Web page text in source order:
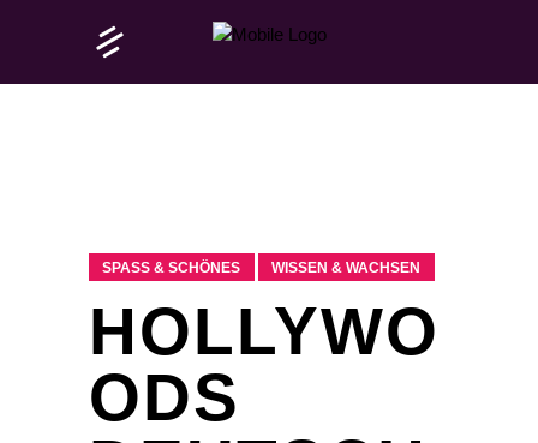
SPASS & SCHÖNES WISSEN & WACHSEN
HOLLYWO
ODS